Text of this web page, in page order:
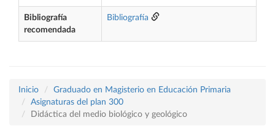
Bibliografía
recomendada
Bibliografía
Inicio
Graduado en Magisterio en Educación Primaria
Asignaturas del plan 300
Didáctica del medio biológico y geológico